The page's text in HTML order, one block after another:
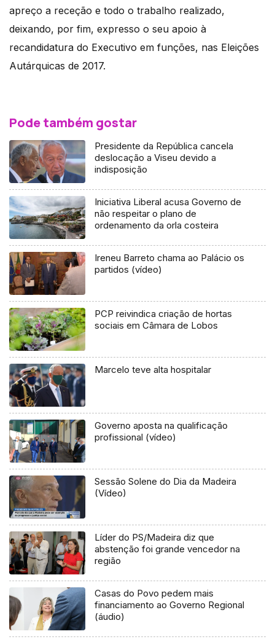
apreço a receção e todo o trabalho realizado,
deixando, por fim, expresso o seu apoio à
recandidatura do Executivo em funções, nas Eleições
Autárquicas de 2017.
Pode também gostar
Presidente da República cancela
deslocação a Viseu devido a
indisposição
Iniciativa Liberal acusa Governo de
não respeitar o plano de
ordenamento da orla costeira
Ireneu Barreto chama ao Palácio os
partidos (vídeo)
PCP reivindica criação de hortas
sociais em Câmara de Lobos
Marcelo teve alta hospitalar
Governo aposta na qualificação
profissional (vídeo)
Sessão Solene do Dia da Madeira
(Vídeo)
Líder do PS/Madeira diz que
abstenção foi grande vencedor na
região
Casas do Povo pedem mais
financiamento ao Governo Regional
(áudio)